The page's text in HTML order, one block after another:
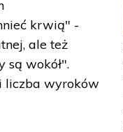
krwią" -
ale też
są wokół".
liczba wyroków